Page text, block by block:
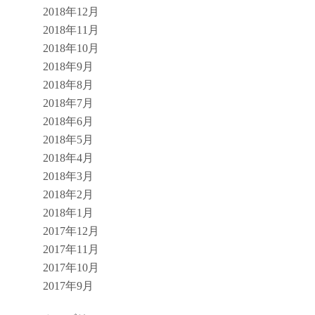
2018年12月
2018年11月
2018年10月
2018年9月
2018年8月
2018年7月
2018年6月
2018年5月
2018年4月
2018年3月
2018年2月
2018年1月
2017年12月
2017年11月
2017年10月
2017年9月